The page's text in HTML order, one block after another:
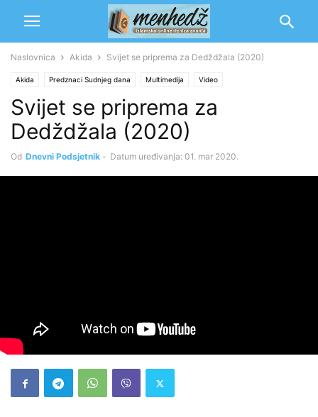
Naslovnica Akida Svijet se priprema za Dedždžala (2020)
Akida Predznaci Sudnjeg dana Multimedija Video
Svijet se priprema za
Dedždžala (2020)
Od Dnevni Podsjetnik - Datum uređivanja: 01. mar 2020.